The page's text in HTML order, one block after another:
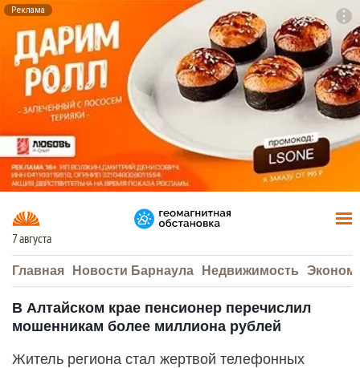
Реклама
7 августа
Главная Новости Барнаула Недвижимость
В Алтайском крае пенсионер перечислил
мошенникам более миллиона рублей
Житель региона стал жертвой телефонных